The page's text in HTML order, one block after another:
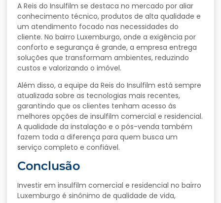
A Reis do Insulfilm se destaca no mercado por aliar
conhecimento técnico, produtos de alta qualidade e
um atendimento focado nas necessidades do
cliente. No bairro Luxemburgo, onde a exigência por
conforto e segurança é grande, a empresa entrega
soluções que transformam ambientes, reduzindo
custos e valorizando o imóvel.
Além disso, a equipe da Reis do Insulfilm está sempre
atualizada sobre as tecnologias mais recentes,
garantindo que os clientes tenham acesso às
melhores opções de insulfilm comercial e residencial.
A qualidade da instalação e o pós-venda também
fazem toda a diferença para quem busca um
serviço completo e confiável.
Conclusão
Investir em insulfilm comercial e residencial no bairro
Luxemburgo é sinônimo de qualidade de vida,